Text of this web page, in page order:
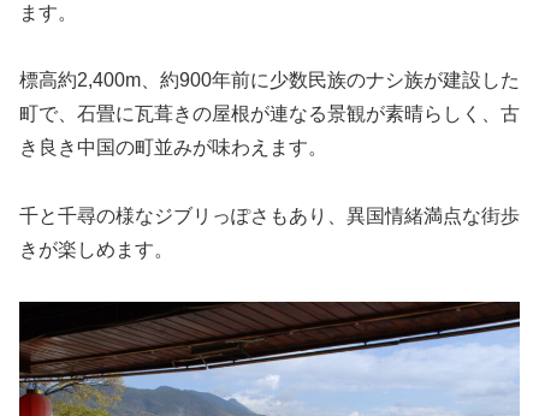
ます。
標高約2,400m、約900年前に少数民族のナシ族が建設した
町で、石畳に瓦葺きの屋根が連なる景観が素晴らしく、古
き良き中国の町並みが味わえます。
千と千尋の様なジブリっぽさもあり、異国情緒満点な街歩
きが楽しめます。